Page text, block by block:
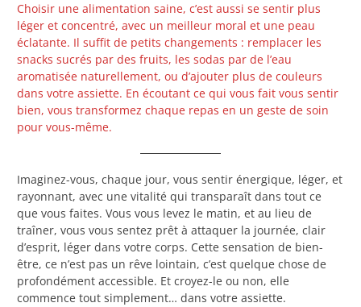
Choisir une alimentation saine, c’est aussi se sentir plus
léger et concentré, avec un meilleur moral et une peau
éclatante. Il suffit de petits changements : remplacer les
snacks sucrés par des fruits, les sodas par de l’eau
aromatisée naturellement, ou d’ajouter plus de couleurs
dans votre assiette. En écoutant ce qui vous fait vous sentir
bien, vous transformez chaque repas en un geste de soin
pour vous-même.
Imaginez-vous, chaque jour, vous sentir énergique, léger, et
rayonnant, avec une vitalité qui transparaît dans tout ce
que vous faites. Vous vous levez le matin, et au lieu de
traîner, vous vous sentez prêt à attaquer la journée, clair
d’esprit, léger dans votre corps. Cette sensation de bien-
être, ce n’est pas un rêve lointain, c’est quelque chose de
profondément accessible. Et croyez-le ou non, elle
commence tout simplement… dans votre assiette.